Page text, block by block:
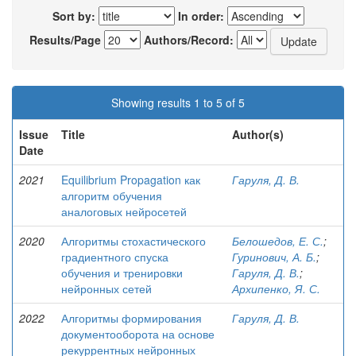
Sort by:
In order:
Results/Page
Authors/Record:
Showing results 1 to 5 of 5
Issue
Date
Title Author(s)
2021
Equilibrium Propagation как
алгоритм обучения
аналоговых нейросетей
Гаруля, Д. В.
2020
Алгоритмы стохастического
градиентного спуска
обучения и тренировки
нейронных сетей
Белошедов, Е. С.;
Гуринович, А. Б.;
Гаруля, Д. В.;
Архипенко, Я. С.
2022
Алгоритмы формирования
документооборота на основе
рекуррентных нейронных
Гаруля, Д. В.